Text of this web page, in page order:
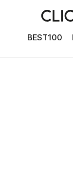
BEST100
여름의
감각적